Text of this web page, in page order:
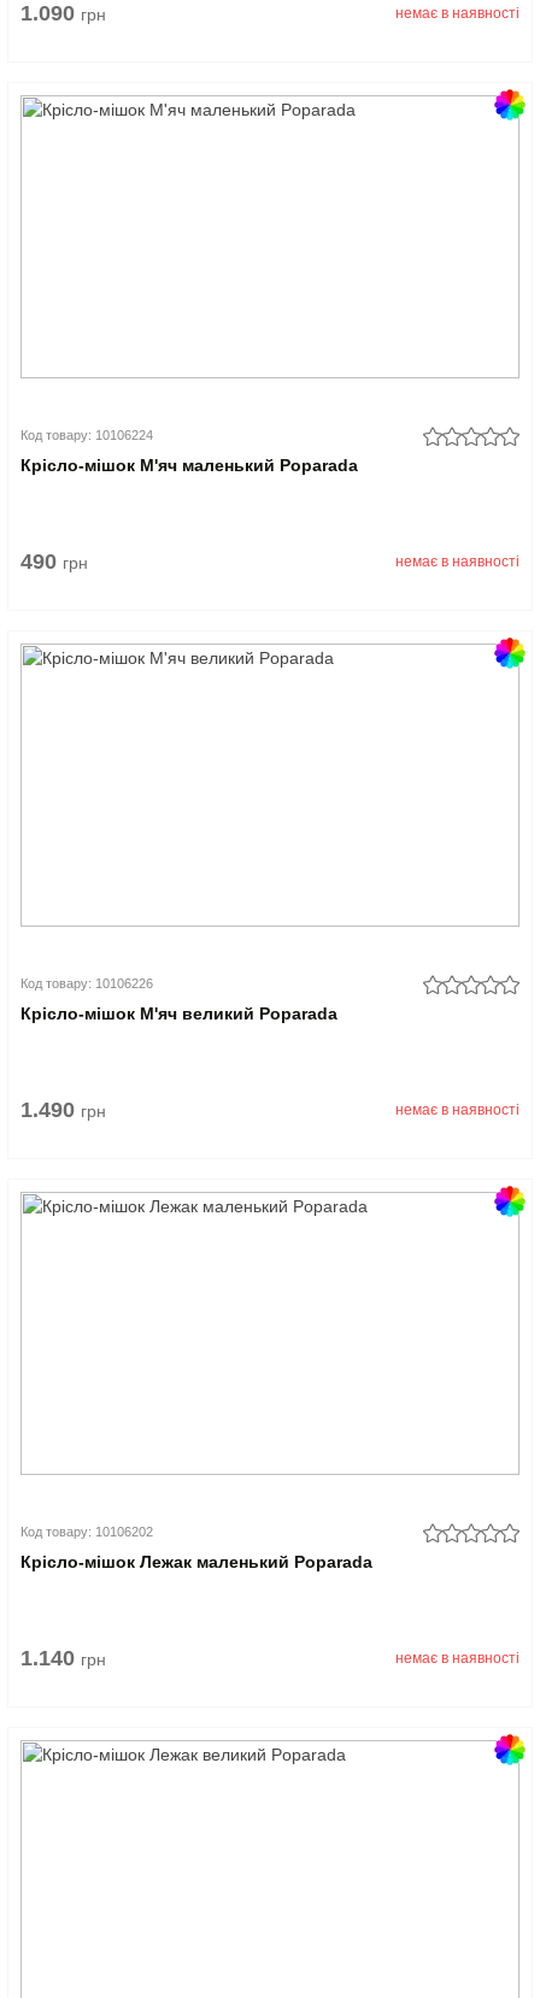
1.090 грн немає в наявності
Код товару: 10106224
Крісло-мішок М'яч маленький Poparada
490 грн немає в наявності
Код товару: 10106226
Крісло-мішок М'яч великий Poparada
1.490 грн немає в наявності
Код товару: 10106202
Крісло-мішок Лежак маленький Poparada
1.140 грн немає в наявності